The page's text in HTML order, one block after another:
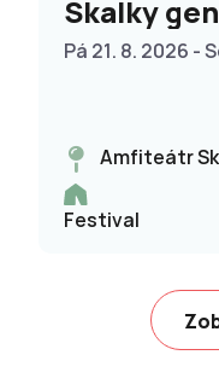
Skalky
Pá 21. 8. 2026 -
Amfiteátr
Festival